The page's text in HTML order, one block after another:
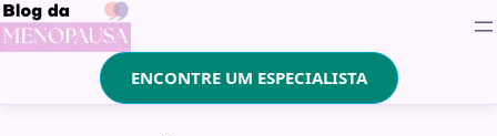
ENCONTRE UM ESPECIALISTA